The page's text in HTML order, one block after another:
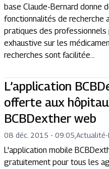
base Claude-Bernard donne
fonctionnalités de recherche
pratiques des
exhaustive sur les
recherches sont facilitée...
L’application
offerte aux
BCBDexther web
08 déc. 2015 - 09:05 Actualité-
L'application mobile
gratuitement pour tous les